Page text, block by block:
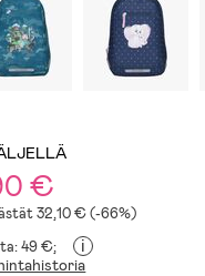
€
32,10 € (-66%)
49 €;
i